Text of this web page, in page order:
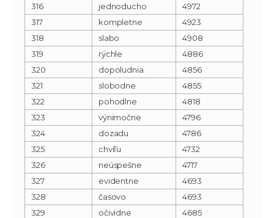
316
jednoducho
4972
317
kompletne
4923
318
slabo
4908
319
rýchle
4886
320
dopoludnia
4856
321
slobodne
4855
322
pohodlne
4818
323
výnimočne
4796
324
dozadu
4786
325
chvíľu
4732
326
neúspešne
4717
327
evidentne
4693
328
časovo
4693
329
očividne
4685